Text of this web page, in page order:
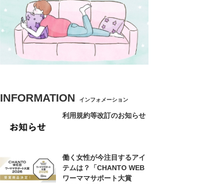
INFORMATION インフォメーション
利用規約等改訂のお知らせ
働く女性が今注目するアイ
テムは？「CHANTO WEB
ワーママサポート大賞